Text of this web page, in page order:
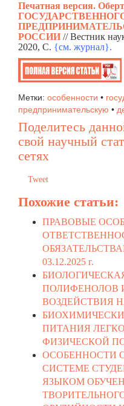
Печатная версия.
РОССИИ // Вестник
2020, C. {см. журнал}.
Метки: особенности •
предпринимательскую •
Поделитесь
свой научный
сетях
Tweet
Похожие статьи:
ПРАВОВЫЕ
03.12.2025 г.
ПОЛИФЕНОЛОВ
ВОЗДЕЙСТВИЯ
ПИТАНИЯ
ФИЗИЧЕСКОЙ
ОСОБЕННОСТИ
СИСТЕМЕ
ЯЗЫКОМ